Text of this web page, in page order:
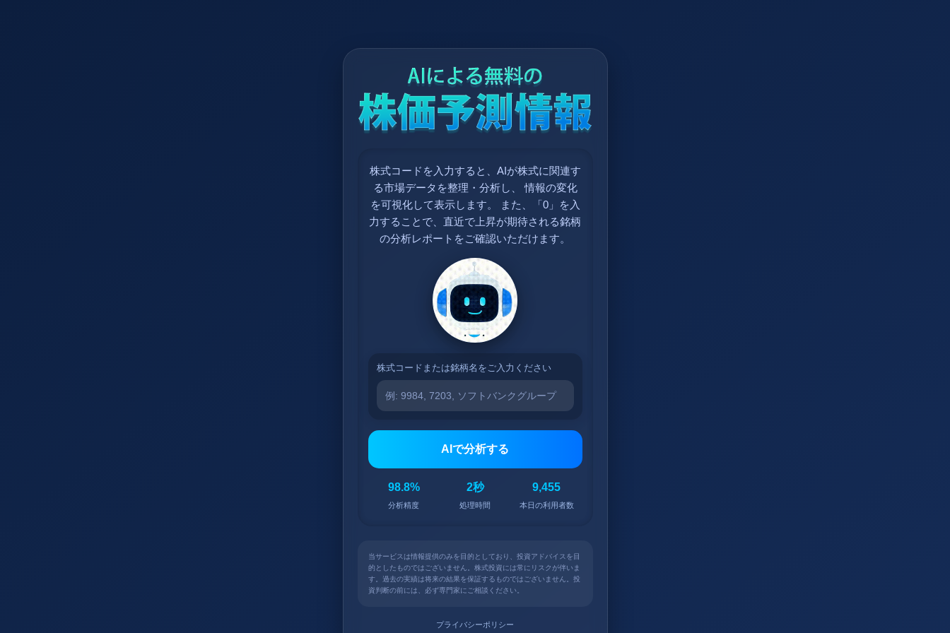
株式コードを入力すると、AIが株式に関連す
る市場データを整理・分析し、 情報の変化
を可視化して表示します。 また、「0」を入
力することで、直近で上昇が期待される銘柄
の分析レポートをご確認いただけます。
株式コードまたは銘柄名をご入力ください
AIで分析する
98.8%
分析精度
2秒
処理時間
9,455
本日の利用者数
当サービスは情報提供のみを目的としており、投資アドバイスを目
的としたものではございません。株式投資には常にリスクが伴いま
す。過去の実績は将来の結果を保証するものではございません。投
資判断の前には、必ず専門家にご相談ください。
プライバシーポリシー